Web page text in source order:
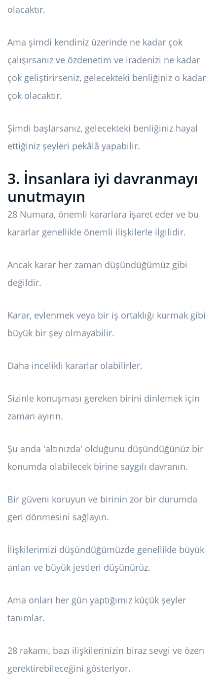
olacaktır.
Ama şimdi kendiniz üzerinde ne kadar çok
çalışırsanız ve özdenetim ve iradenizi ne kadar
çok geliştirirseniz, gelecekteki benliğiniz o kadar
çok olacaktır.
Şimdi başlarsanız, gelecekteki benliğiniz hayal
ettiğiniz şeyleri pekâlâ yapabilir.
3. İnsanlara iyi davranmayı
unutmayın
28 Numara, önemli kararlara işaret eder ve bu
kararlar genellikle önemli ilişkilerle ilgilidir.
Ancak karar her zaman düşündüğümüz gibi
değildir.
Karar, evlenmek veya bir iş ortaklığı kurmak gibi
büyük bir şey olmayabilir.
Daha incelikli kararlar olabilirler.
Sizinle konuşması gereken birini dinlemek için
zaman ayırın.
Şu anda 'altınızda' olduğunu düşündüğünüz bir
konumda olabilecek birine saygılı davranın.
Bir güveni koruyun ve birinin zor bir durumda
geri dönmesini sağlayın.
İlişkilerimizi düşündüğümüzde genellikle büyük
anları ve büyük jestleri düşünürüz.
Ama onları her gün yaptığımız küçük şeyler
tanımlar.
28 rakamı, bazı ilişkilerinizin biraz sevgi ve özen
gerektirebileceğini gösteriyor.